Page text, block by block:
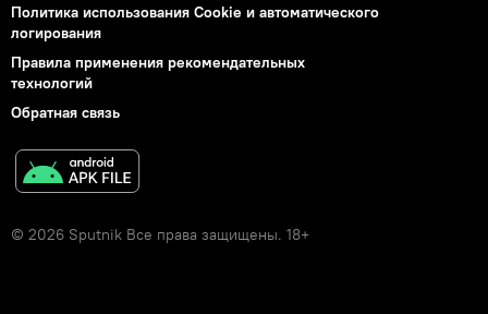
Политика использования Cookie и автоматического
логирования
Правила применения рекомендательных
технологий
Обратная связь
© 2026 Sputnik Все права защищены. 18+